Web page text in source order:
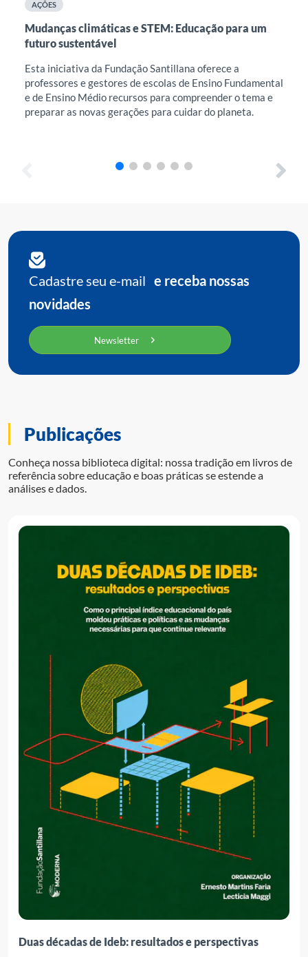
AÇÕES
Mudanças climáticas e STEM: Educação para um
futuro sustentável
Esta iniciativa da Fundação Santillana oferece a
professores e gestores de escolas de Ensino Fundamental
e de Ensino Médio recursos para compreender o tema e
preparar as novas gerações para cuidar do planeta.
Cadastre seu e-mail e receba nossas
novidades
Newsletter
Publicações
Conheça nossa biblioteca digital: nossa tradição em livros de
referência sobre educação e boas práticas se estende a
análises e dados.
Duas décadas de Ideb: resultados e perspectivas